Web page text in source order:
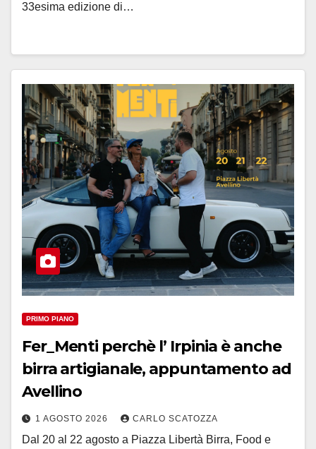
33esima edizione di…
PRIMO PIANO
Fer_Menti perchè l’ Irpinia è anche
birra artigianale, appuntamento ad
Avellino
1 AGOSTO 2026 CARLO SCATOZZA
Dal 20 al 22 agosto a Piazza Libertà Birra, Food e